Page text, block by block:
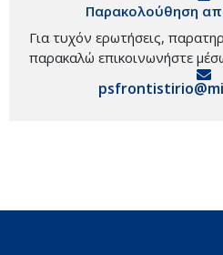
Παρακολούθηση
Για τυχόν ερωτήσεις,
παρακαλώ επικοινωνήστε